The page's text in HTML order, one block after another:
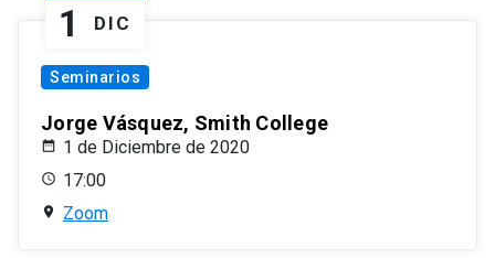
1 DIC
Seminarios
Jorge Vásquez, Smith College
1 de Diciembre de 2020
17:00
Zoom